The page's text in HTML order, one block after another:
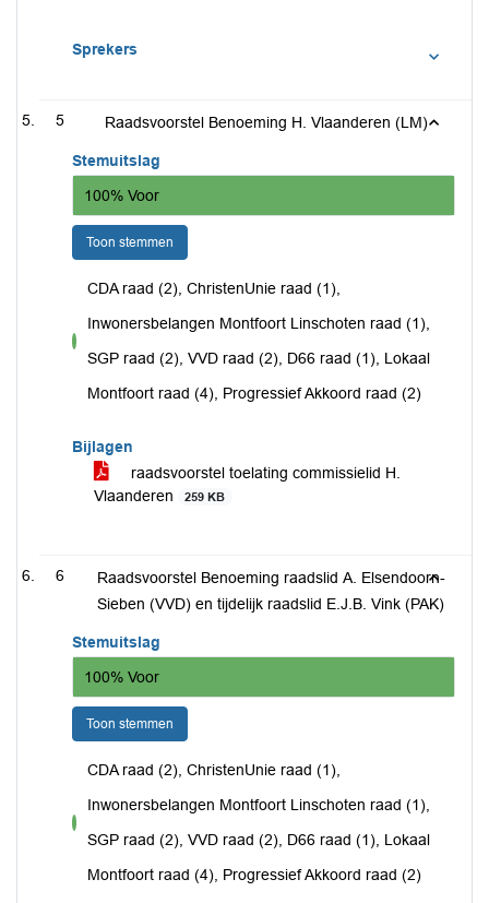
Sprekers
5 Raadsvoorstel Benoeming H. Vlaanderen (LM)
Stemuitslag
100% Voor
Toon stemmen
voor
CDA raad (2), ChristenUnie raad (1),
Inwonersbelangen Montfoort Linschoten raad (1),
SGP raad (2), VVD raad (2), D66 raad (1), Lokaal
Montfoort raad (4), Progressief Akkoord raad (2)
Bijlagen
raadsvoorstel toelating commissielid H.
Vlaanderen
259 KB
6
Raadsvoorstel Benoeming raadslid A. Elsendoorn-
Sieben (VVD) en tijdelijk raadslid E.J.B. Vink (PAK)
Stemuitslag
100% Voor
Toon stemmen
voor
CDA raad (2), ChristenUnie raad (1),
Inwonersbelangen Montfoort Linschoten raad (1),
SGP raad (2), VVD raad (2), D66 raad (1), Lokaal
Montfoort raad (4), Progressief Akkoord raad (2)